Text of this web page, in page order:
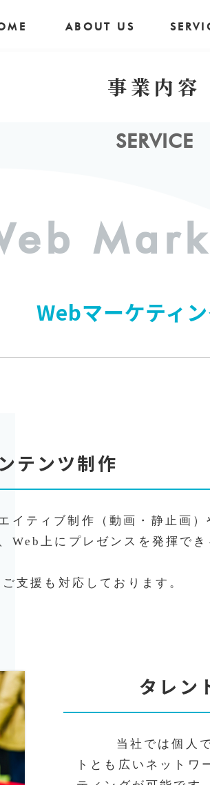
ABOUT US
事業内容
SERVICE
Webマーケティ
テ ンツ制作
イティブ制作（動画・静止画）
Web上にプレゼンスを発揮でき
支援も対応しております。
タ レ ン
当社では個人で活
トとも広いネット